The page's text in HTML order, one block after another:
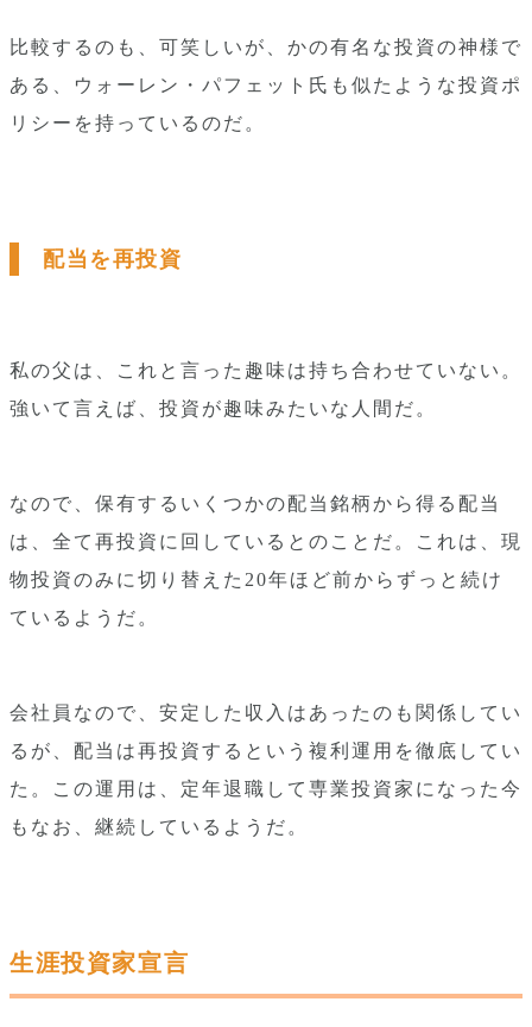
比較するのも、可笑しいが、かの有名な投資の神様で
ある、ウォーレン・パフェット氏も似たような投資ポ
リシーを持っているのだ。
配当を再投資
私の父は、これと言った趣味は持ち合わせていない。
強いて言えば、投資が趣味みたいな人間だ。
なので、保有するいくつかの配当銘柄から得る配当
は、全て再投資に回しているとのことだ。これは、現
物投資のみに切り替えた20年ほど前からずっと続け
ているようだ。
会社員なので、安定した収入はあったのも関係してい
るが、配当は再投資するという複利運用を徹底してい
た。この運用は、定年退職して専業投資家になった今
もなお、継続しているようだ。
生涯投資家宣言